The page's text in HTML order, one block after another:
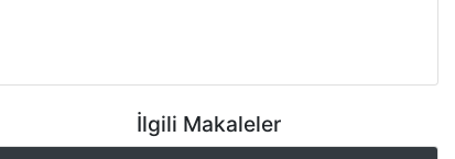
İlgili Makaleler